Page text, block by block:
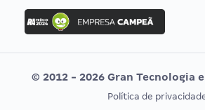
Concurso Ibama
Concurso MPU
Editais publicados
Vunesp
CONCURSOS POR PROFISSÃO
EXAME
© 2012 - 2026 Gran Tecnologia
Política de